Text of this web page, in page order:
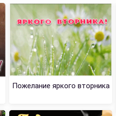
Пожелание яркого вторника